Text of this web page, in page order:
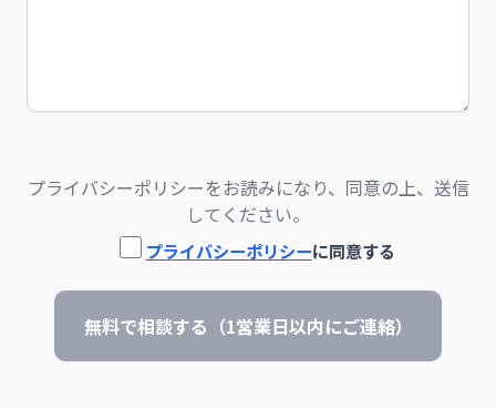
プライバシーポリシーをお読みになり、同意の上、送信
してください。
プライバシーポリシーに同意する